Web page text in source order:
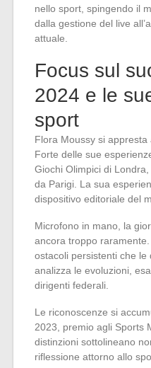
nello sport, spingendo il
dalla gestione del live
attuale.
Focus sul
2024 e le
sport
Flora Moussy si
Forte delle sue
Giochi Olimpici di
da Parigi. La sua
dispositivo editoriale del
Microfono in mano, la
ancora troppo
ostacoli persistenti che le
analizza le evoluzioni,
dirigenti federali.
Le riconoscenze si
2023, premio agli Sports
distinzioni sottolineano
riflessione attorno allo